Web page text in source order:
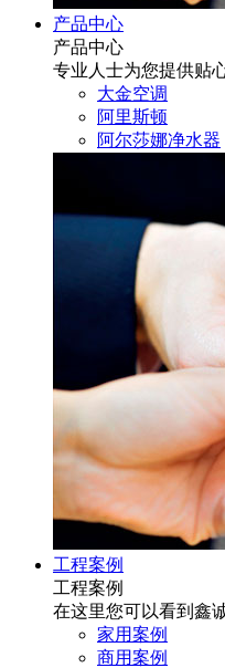
产品中心
产品中心
专业人士为您提供贴
大金空调
阿里斯顿
阿尔莎娜净水器
工程案例
工程案例
在这里您可以看到鑫
家用案例
商用案例